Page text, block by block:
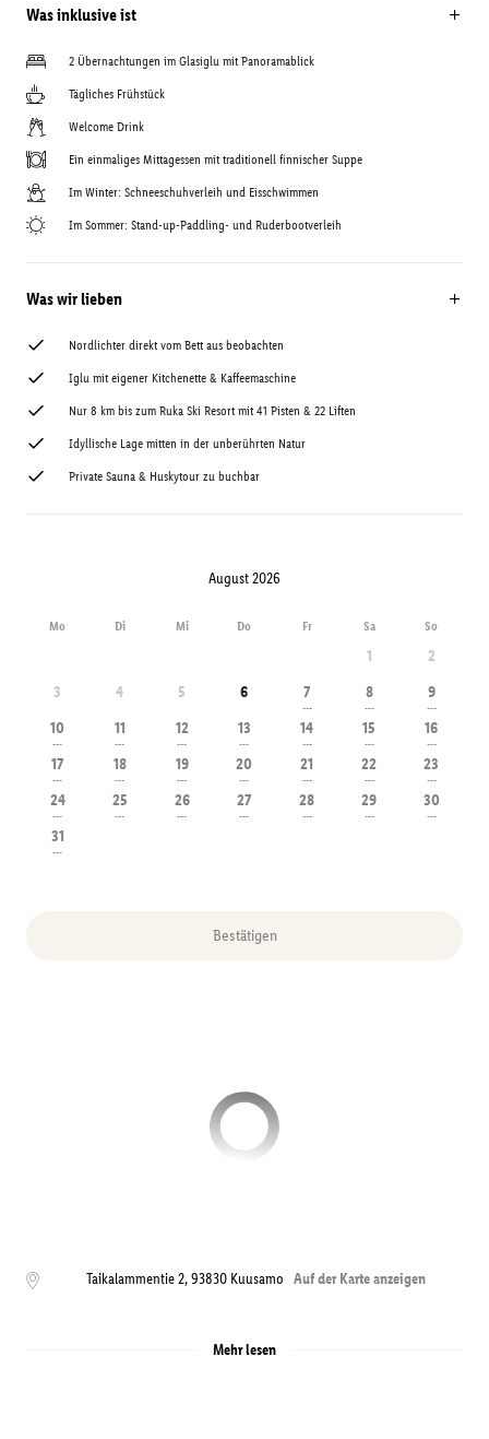
Was inklusive ist
2 Übernachtungen im Glasiglu mit Panoramablick
Tägliches Frühstück
Welcome Drink
Ein einmaliges Mittagessen mit traditionell finnischer Suppe
Im Winter: Schneeschuhverleih und Eisschwimmen
Im Sommer: Stand-up-Paddling- und Ruderbootverleih
Was wir lieben
Nordlichter direkt vom Bett aus beobachten
Iglu mit eigener Kitchenette & Kaffeemaschine
Nur 8 km bis zum Ruka Ski Resort mit 41 Pisten & 22 Liften
Idyllische Lage mitten in der unberührten Natur
Private Sauna & Huskytour zu buchbar
August 2026
Mo Di Mi Do Fr Sa So
1
2
3
4 5 6 7
---
8
---
9
---
10
---
11
---
12
---
13
---
14
---
15
---
16
---
17
---
18
---
19
---
20
---
21
---
22
---
23
---
24
---
25
---
26
---
27
---
28
---
29
---
30
---
31
---
Bestätigen
Taikalammentie 2,93830 Kuusamo Auf der Karte anzeigen
Mehr lesen